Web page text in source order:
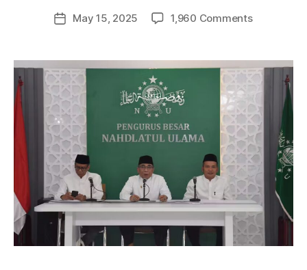
May 15, 2025 1,960 Comments